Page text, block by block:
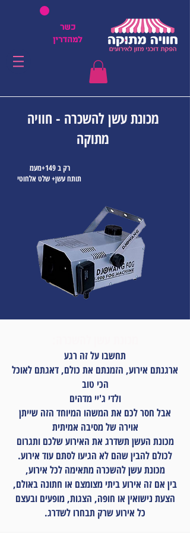
כשר
למהדרין
מכונת עשן להשכרה - חוויה
מתוקה
רק ב 149+מעמ
תותח עשן+ שלט אלחוטי
תחשבו על זה רגע
ארגנתם אירוע, הזמנתם את כולם, דאגתם לאוכל
הכי טוב
ולדי ג'יי מדהים
אבל חסר לכם את המשהו המיוחד הזה שייתן
אוירה של מסיבה אמיתית
מכונת העשן תשדרג את האירוע שלכם ותגרום
לכולם להבין שהם לא הגיעו לסתם עוד אירוע.
מכונת עשן להשכרה מתאימה לכל אירוע,
בין אם זה אירוע ביתי מצומצם או חתונה באולם,
הצעת נישואין או חופה, הצגות, מופעים ובעצם
כל אירוע שרק תבחרו לשדרג.